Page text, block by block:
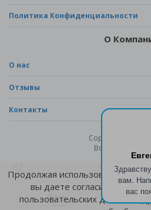
вам.
вас
Политика Конфиденциальности
О
О нас
Отзывы
Контакты
Copyright © 2026 -
Все права
Продолжая использовать сайт
вы даете согласие на
пользовательских данных и